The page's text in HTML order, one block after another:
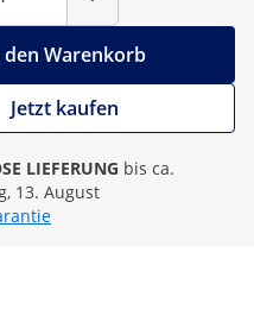
den Warenkorb
Jetzt kaufen
LIEFERUNG bis ca.
13. August